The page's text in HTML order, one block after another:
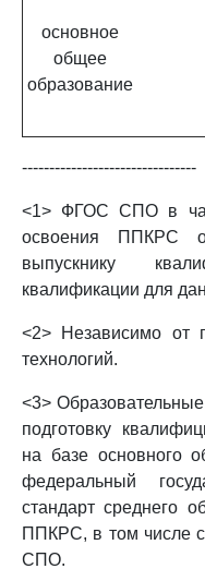
основное
общее
образование
--------------------------------
<1> ФГОС СПО в
освоения ППКРС
выпускнику
квалификации для
<2> Независимо от
технологий.
<3>
подготовку
на базе основного
федеральный
стандарт среднего
ППКРС, в том числе
СПО.